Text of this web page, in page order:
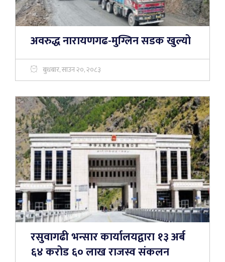
अवरुद्ध नारायणगढ-मुग्लिन सडक खुल्यो
बुधबार, साउन २०, २०८३
रसुवागढी भन्सार कार्यालयद्वारा १३ अर्ब
६४ करोड ६० लाख राजस्व संकलन